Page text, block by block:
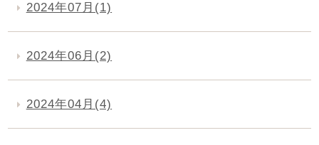
2024年07月(1)
2024年06月(2)
2024年04月(4)